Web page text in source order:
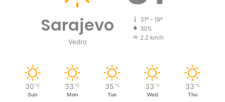
Sarajevo
Vedro
31º - 19º
30%
2.2 km/h
30 ℃
Sun
33 ℃
Mon
35 ℃
Tue
33 ℃
Wed
33 ℃
Thu